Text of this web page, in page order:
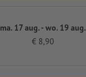
ma. 17 aug. - wo. 19 aug.
€ 8,90